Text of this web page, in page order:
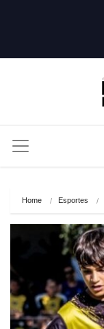
Home Esportes